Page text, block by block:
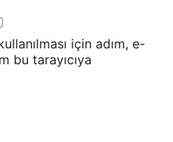
için adım, e-
bu tarayıcıya